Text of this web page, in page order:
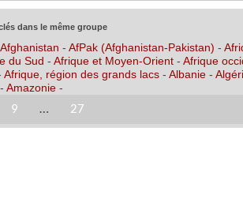
dans le même groupe
Afghanistan - AfPak (Afghanistan-Pakistan) -
du Sud - Afrique et Moyen-Orient - Afrique
Afrique, région des grands lacs- Albanie -
- Amazonie-
9 … 27